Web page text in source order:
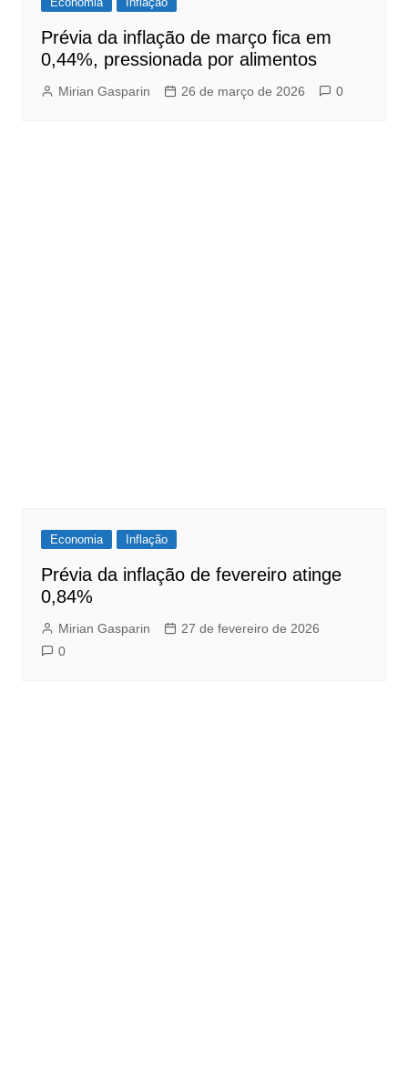
Prévia da inflação de março fica em
0,44%, pressionada por alimentos
Mirian Gasparin 26 de março de 2026 0
Economia Inflação
Prévia da inflação de fevereiro atinge
0,84%
Mirian Gasparin
27 de fevereiro de 2026
0